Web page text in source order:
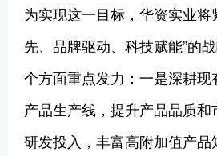
为实现这一目标，华资实业将
先、品牌驱动、科技赋能”的
个方面重点发力：一是深耕
产品生产线，提升产品品质
研发投入，丰富高附加值产